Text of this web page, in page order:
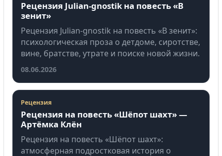
Рецензия Julian-gnostik на повесть «В
зенит»
Рецензия Julian-gnostik на повесть «В зенит»:
психологическая проза о детдоме, сиротстве,
вине, братстве, утрате и поиске новой жизни.
08.06.2026
Рецензия
Рецензия на повесть «Шёпот шахт» —
Артёмка Клён
Рецензия на повесть «Шёпот шахт»:
атмосферная подростковая история о